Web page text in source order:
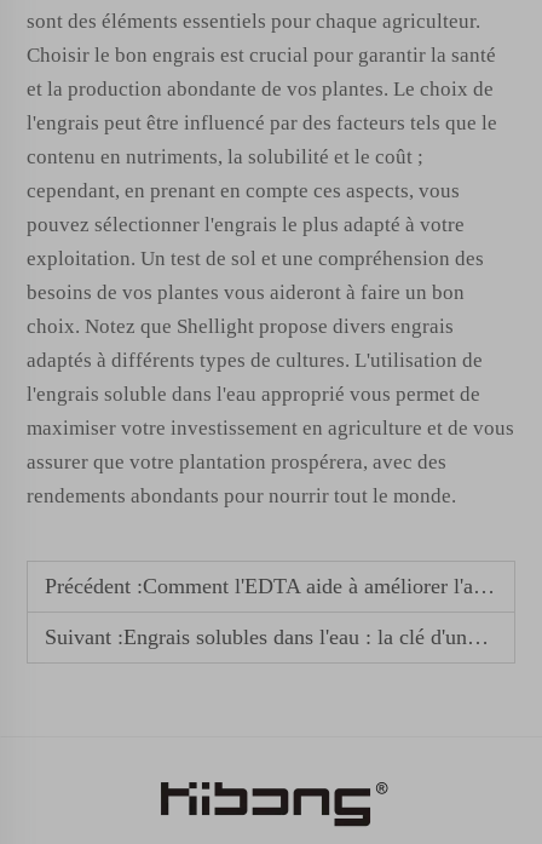
sont des éléments essentiels pour chaque agriculteur.
Choisir le bon engrais est crucial pour garantir la santé
et la production abondante de vos plantes. Le choix de
l'engrais peut être influencé par des facteurs tels que le
contenu en nutriments, la solubilité et le coût ;
cependant, en prenant en compte ces aspects, vous
pouvez sélectionner l'engrais le plus adapté à votre
exploitation. Un test de sol et une compréhension des
besoins de vos plantes vous aideront à faire un bon
choix. Notez que Shellight propose divers engrais
adaptés à différents types de cultures. L'utilisation de
l'engrais soluble dans l'eau approprié vous permet de
maximiser votre investissement en agriculture et de vous
assurer que votre plantation prospérera, avec des
rendements abondants pour nourrir tout le monde.
Précédent :Comment l'EDTA aide à améliorer l'absorption des nutriments dans les cultures à haute valeur
Suivant :Engrais solubles dans l'eau : la clé d'une fertilisation efficace pour les grandes exploitations